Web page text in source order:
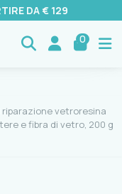
DA € 129
0
riparazione vetroresina
e fibra di vetro, 200 g